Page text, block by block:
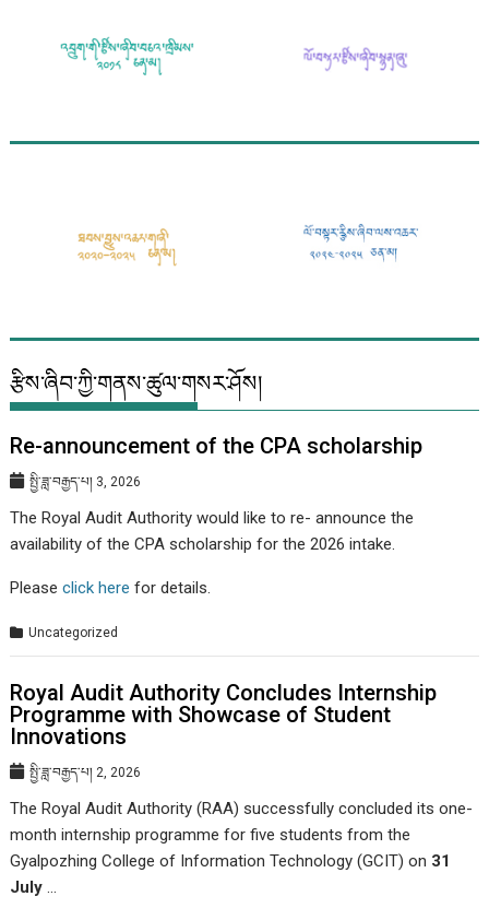
རྩིས་ཞིབ་ཀྱི་གནས་ཚུལ་གསར་ཤོས།
Re-announcement of the CPA scholarship
སྤྱི་ཟླ་བརྒྱད་པ། 3, 2026
The Royal Audit Authority would like to re- announce the
availability of the CPA scholarship for the 2026 intake.
Pleaseclick here for details.
Uncategorized
Royal Audit Authority Concludes Internship
Programme with Showcase of Student
Innovations
སྤྱི་ཟླ་བརྒྱད་པ། 2, 2026
The Royal Audit Authority (RAA) successfully concluded its one-
month internship programme for five students from the
Gyalpozhing College of Information Technology (GCIT) on 31
July…